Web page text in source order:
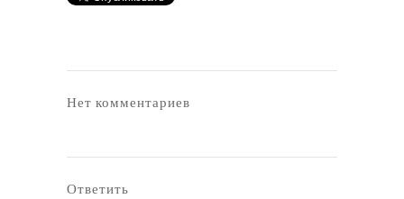
Нет комментариев
Ответить